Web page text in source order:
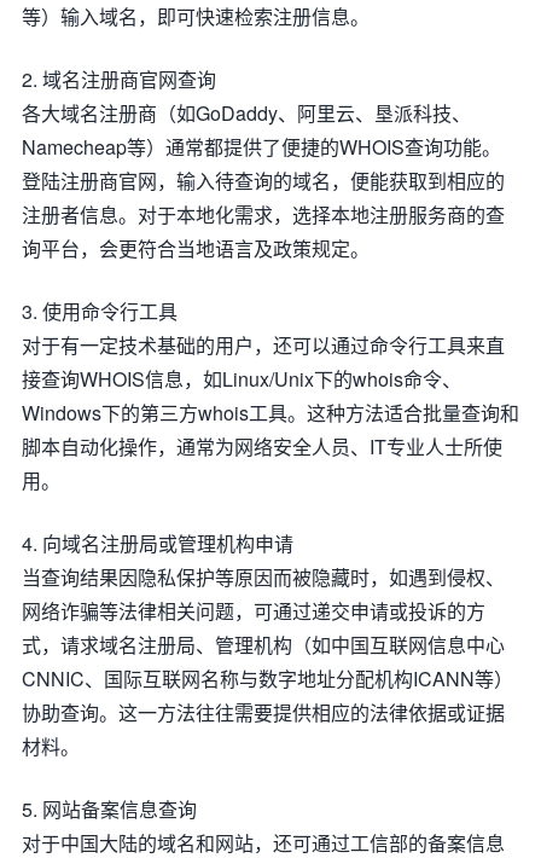
等）输入域名，即可快速检索注册信息。
2. 域名注册商官网查询
各大域名注册商（如GoDaddy、阿里云、垦派科技、
Namecheap等）通常都提供了便捷的WHOIS查询功能。
登陆注册商官网，输入待查询的域名，便能获取到相应的
注册者信息。对于本地化需求，选择本地注册服务商的查
询平台，会更符合当地语言及政策规定。
3. 使用命令行工具
对于有一定技术基础的用户，还可以通过命令行工具来直
接查询WHOIS信息，如Linux/Unix下的whois命令、
Windows下的第三方whois工具。这种方法适合批量查询和
脚本自动化操作，通常为网络安全人员、IT专业人士所使
用。
4. 向域名注册局或管理机构申请
当查询结果因隐私保护等原因而被隐藏时，如遇到侵权、
网络诈骗等法律相关问题，可通过递交申请或投诉的方
式，请求域名注册局、管理机构（如中国互联网信息中心
CNNIC、国际互联网名称与数字地址分配机构ICANN等）
协助查询。这一方法往往需要提供相应的法律依据或证据
材料。
5. 网站备案信息查询
对于中国大陆的域名和网站，还可通过工信部的备案信息